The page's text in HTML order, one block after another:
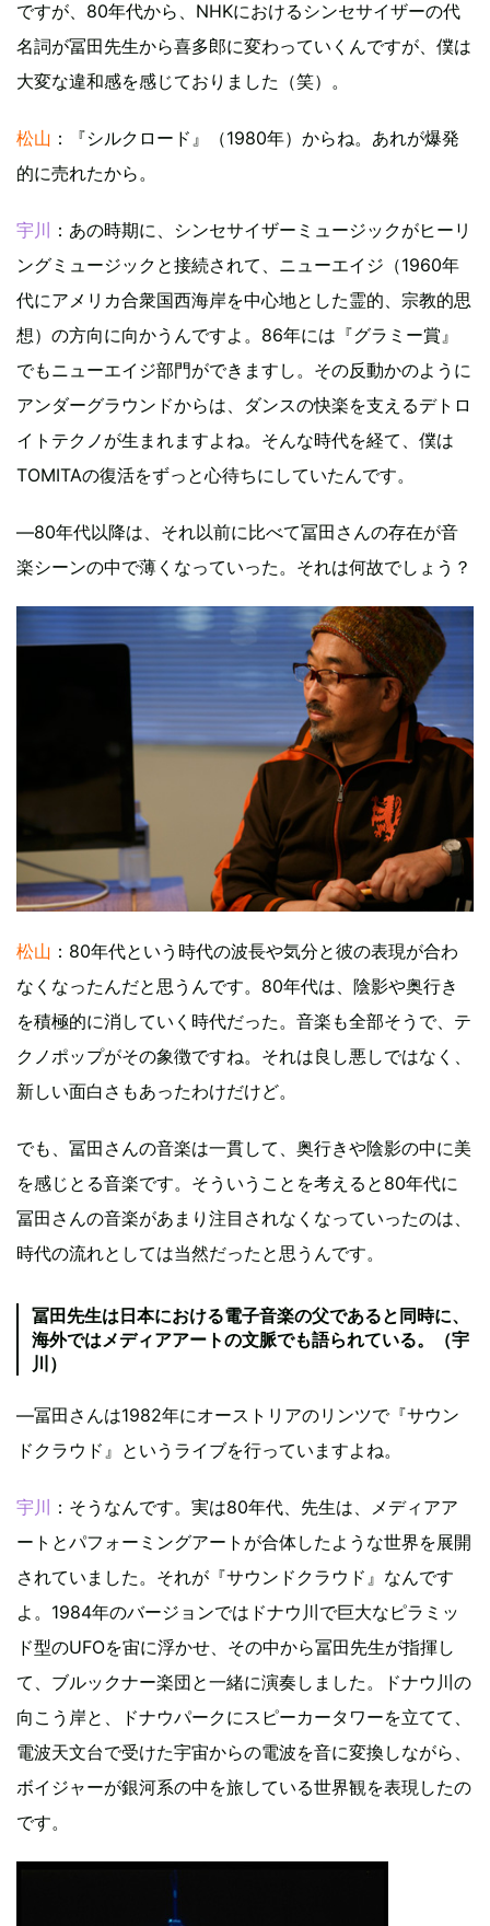
ですが、80年代から、NHKにおけるシンセサイザーの代
名詞が冨田先生から喜多郎に変わっていくんですが、僕は
大変な違和感を感じておりました（笑）。
松山 ：『シルクロード』（1980年）からね。あれが爆発
的に売れたから。
宇川
：あの時期に、シンセサイザーミュージックがヒーリ
ングミュージックと接続されて、ニューエイジ（1960年
代にアメリカ合衆国西海岸を中心地とした霊的、宗教的思
想）の方向に向かうんですよ。86年には『グラミー賞』
でもニューエイジ部門ができますし。その反動かのように
アンダーグラウンドからは、ダンスの快楽を支えるデトロ
イトテクノが生まれますよね。そんな時代を経て、僕は
TOMITAの復活をずっと心待ちにしていたんです。
―80年代以降は、それ以前に比べて冨田さんの存在が音
楽シーンの中で薄くなっていった。それは何故でしょう？
松山 ：80年代という時代の波長や気分と彼の表現が合わ
なくなったんだと思うんです。80年代は、陰影や奥行き
を積極的に消していく時代だった。音楽も全部そうで、テ
クノポップがその象徴ですね。それは良し悪しではなく、
新しい面白さもあったわけだけど。
でも、冨田さんの音楽は一貫して、奥行きや陰影の中に美
を感じとる音楽です。そういうことを考えると80年代に
冨田さんの音楽があまり注目されなくなっていったのは、
時代の流れとしては当然だったと思うんです。
冨田先生は日本における電子音楽の父であると同時に、
海外ではメディアアートの文脈でも語られている。（宇
川）
―冨田さんは1982年にオーストリアのリンツで『サウン
ドクラウド』というライブを行っていますよね。
宇川
：そうなんです。実は80年代、先生は、メディアア
ートとパフォーミングアートが合体したような世界を展開
されていました。それが『サウンドクラウド』なんです
よ。1984年のバージョンではドナウ川で巨大なピラミッ
ド型のUFOを宙に浮かせ、その中から冨田先生が指揮し
て、ブルックナー楽団と一緒に演奏しました。ドナウ川の
向こう岸と、ドナウパークにスピーカータワーを立てて、
電波天文台で受けた宇宙からの電波を音に変換しながら、
ボイジャーが銀河系の中を旅している世界観を表現したの
です。